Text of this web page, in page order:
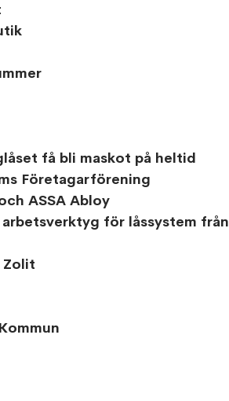
få bli maskot på heltid
Företagarförening
ASSA Abloy
för låssystem från
Zolit